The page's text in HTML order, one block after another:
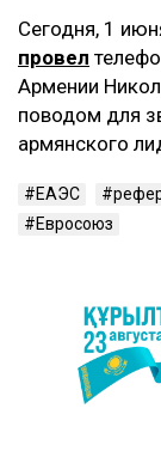
Сегодня, 1
провел
Армении
поводом для
армянского
ЕАЭС
Евросоюз